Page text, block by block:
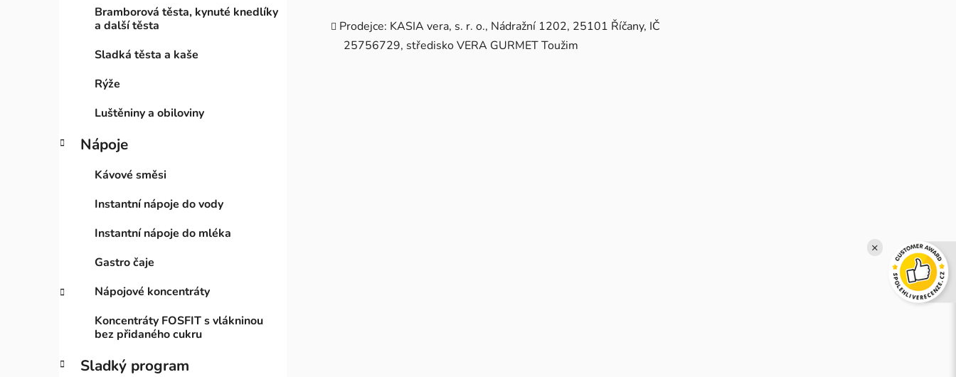
×
Bramborová těsta, kynuté knedlíky
a další těsta
Sladká těsta a kaše
Rýže
Luštěniny a obiloviny
Nápoje
Kávové směsi
Instantní nápoje do vody
Instantní nápoje do mléka
Gastro čaje
Nápojové koncentráty
Koncentráty FOSFIT s vlákninou
bez přidaného cukru
Sladký program
Prodejce: KASIA vera, s. r. o., Nádražní 1202, 25101 Říčany, IČ
25756729, středisko VERA GURMET Toužim